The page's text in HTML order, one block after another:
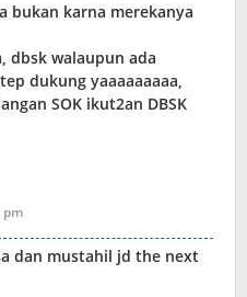
bukan karna merekanya
dbsk walaupun ada
dukung yaaaaaaaaa,
SOK ikut2an DBSK
pm
dan mustahil jd the next